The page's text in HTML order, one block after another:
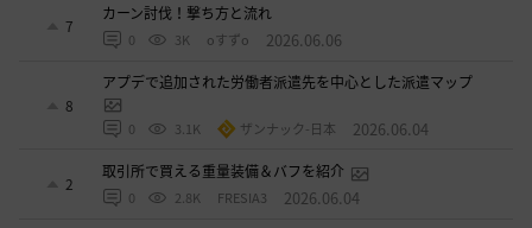
7
カーン討伐！撃ち方と流れ
0 3K oすずo 2026.06.06
8
アプデで追加された労働者派遣先を中心とした派遣マップ
0 3.1K ザンナック-日本 2026.06.04
2
取引所で買える重量装備＆バフを紹介
0 2.8K FRESIA3 2026.06.04